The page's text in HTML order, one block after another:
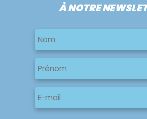
À NOTRE
Nom
Nom
Nom
Prénom
E-
mail